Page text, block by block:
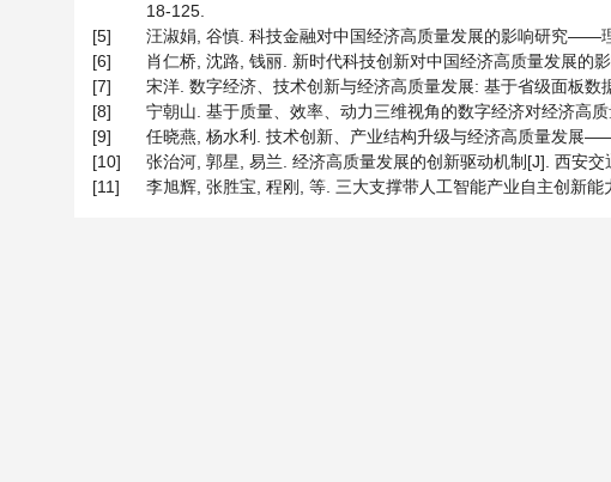
18-125.
[5]
汪淑娟, 谷慎. 科技金融对中国经济高质量发展的影响研究——
[6]
肖仁桥, 沈路, 钱丽. 新时代科技创新对中国经济高质量发展的
[7]
宋洋. 数字经济、技术创新与经济高质量发展: 基于省级面板数
[8]
宁朝山. 基于质量、效率、动力三维视角的数字经济对经济高
[9]
任晓燕, 杨水利. 技术创新、产业结构升级与经济高质量发展
[10]
张治河, 郭星, 易兰. 经济高质量发展的创新驱动机制[J]. 西安
[11]
李旭辉, 张胜宝, 程刚, 等. 三大支撑带人工智能产业自主创新